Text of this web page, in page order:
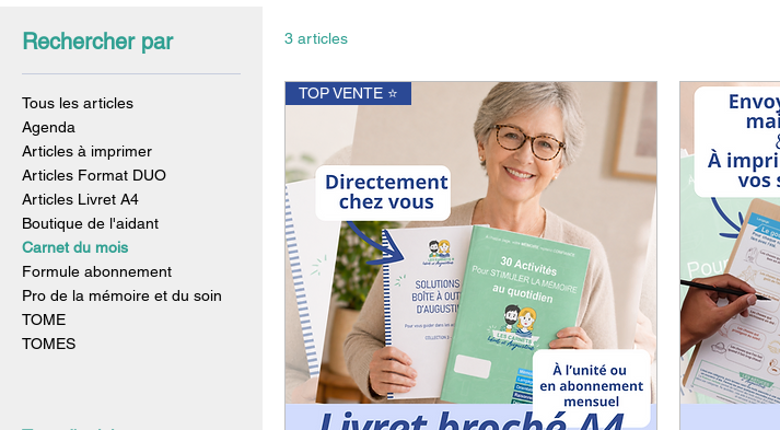
Rechercher par
Tous les articles
Agenda
Articles à imprimer
Articles Format DUO
Articles Livret A4
Boutique de l'aidant
Carnet du mois
Formule abonnement
Pro de la mémoire et du soin
TOME
TOMES
3 articles
TOP VENTE ⭐